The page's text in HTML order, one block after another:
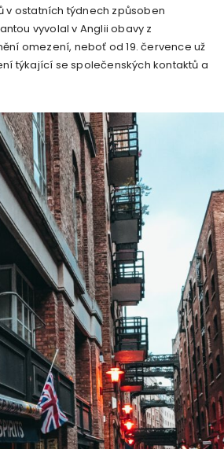
v ostatních týdnech způsoben
vyvolal v Anglii obavy z
omezení, neboť od 19. července už
týkající se společenských kontaktů a